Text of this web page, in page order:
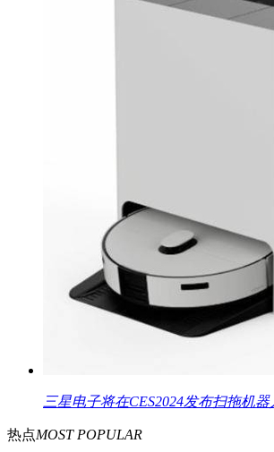
三星电子将在CES2024发布扫拖机器
热点MOST POPULAR